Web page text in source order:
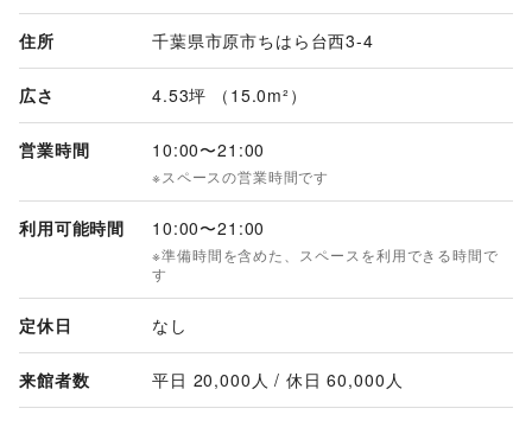
住所 千葉県市原市ちはら台西3-4
広さ 4.53坪 （15.0m²）
営業時間 10:00〜21:00
※スペースの営業時間です
利用可能時間 10:00〜21:00
※準備時間を含めた、スペースを利用できる時間で
す
定休日 なし
来館者数 平日 20,000 人 / 休日 60,000 人